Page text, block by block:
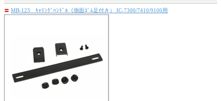
〓 MB-123 ｷｬﾘﾝｸﾞﾊﾝﾄﾞﾙ（側面ｺﾞﾑ足付き） IC-7300/7410/9100用